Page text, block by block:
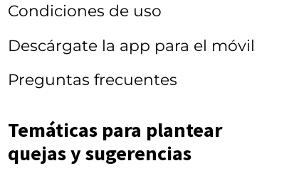
Condiciones de uso
Descárgate la app para el móvil
Preguntas frecuentes
Temáticas para plantear
quejas y sugerencias